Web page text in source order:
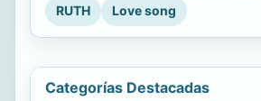
RUTH
Love song
Categorías Destacadas